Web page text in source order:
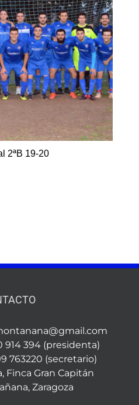
2ªB 19-20
914 394 (presidenta)
763220 (secretario)
Finca Gran Capitán
Zaragoza